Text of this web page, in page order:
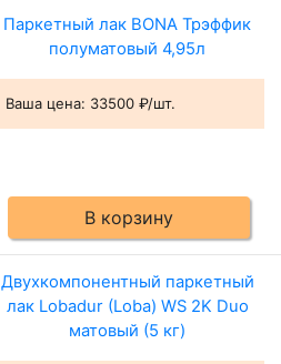
Паркетный лак BONA Трэффик
полуматовый 4,95л
Ваша цена: 33500 ₽/шт.
В корзину
Двухкомпонентный паркетный
лак Lobadur (Loba) WS 2K Duo
матовый (5 кг)